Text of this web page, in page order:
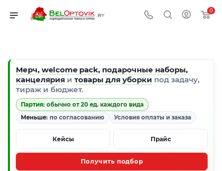
0
Мерч, welcome pack, подарочные наборы,
канцелярия и товары для уборки под задачу,
тираж и бюджет.
Партия: обычно от 20 ед. каждого вида
Меньше: по согласованию Условия оплаты и заказа
Кейсы Прайс
Получить подбор